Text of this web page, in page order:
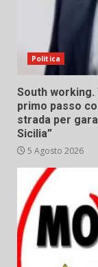
Politica
South
primo passo
strada per
Sicilia”
5 Agosto 2026